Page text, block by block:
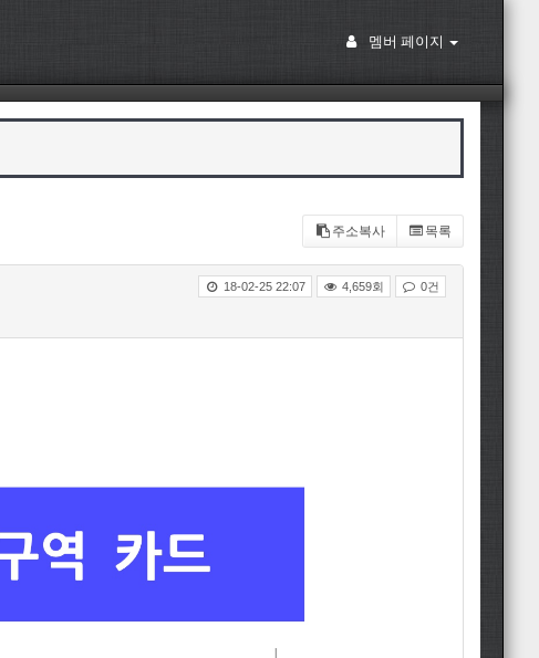
멤버 페이지
주소복사 목록
18-02-25 22:07 4,659회 0건